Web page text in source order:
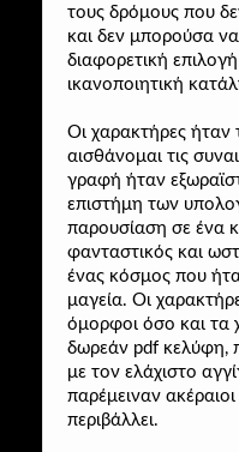
τους δρόμους που
και δεν μπορούσα
διαφορετική
ικανοποιητική
Οι χαρακτήρες ήταν
αισθάνομαι τις
γραφή ήταν
επιστήμη των
παρουσίαση σε ένα
φανταστικός και
ένας κόσμος που
μαγεία. Οι
όμορφοι όσο και τα
δωρεάν pdf κελύφη,
με τον ελάχιστο
παρέμειναν
περιβάλλει.